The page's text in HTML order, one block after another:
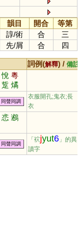
韻目 開合
等第
諄/術 合
三
先/屑 合 四
詞例(解釋) / 備註
悅 粵
踅 燏
仴 僪
同聲同調
衣服開孔;鬼衣;長
衣
怷 鶐
同聲同調
「袕jyut6 」的異
讀字